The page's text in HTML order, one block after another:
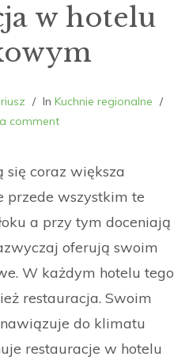
w hotelu
In Kuchnie regionalne
comment
się coraz większa
przede wszystkim te
a przy tym doceniają
oferują swoim
W każdym hotelu tego
restauracja. Swoim
do klimatu
restauracje w hotelu